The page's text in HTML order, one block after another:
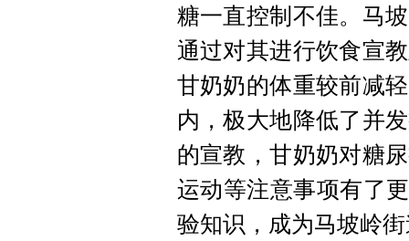
糖一直控制不佳。马
通过对其进行饮食宣
甘奶奶的体重较前减
内，极大地降低了并
的宣教，甘奶奶对糖
运动等注意事项有了
验知识，成为马坡岭